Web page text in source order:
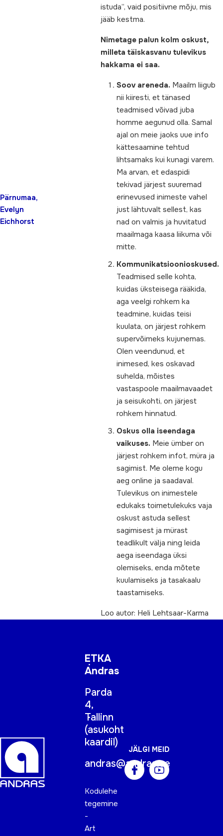
Pärnumaa,
Evelyn
Eichhorst
istuda”, vaid positiivne mõju, mis
jääb kestma.
Nimetage palun kolm oskust,
milleta täiskasvanu tulevikus
hakkama ei saa.
Soov areneda. Maailm liigub
nii kiiresti, et tänased
teadmised võivad juba
homme aegunud olla. Samal
ajal on meie jaoks uue info
kättesaamine tehtud
lihtsamaks kui kunagi varem.
Ma arvan, et edaspidi
tekivad järjest suuremad
erinevused inimeste vahel
just lähtuvalt sellest, kas
nad on valmis ja huvitatud
maailmaga kaasa liikuma või
mitte.
Kommunikatsioonioskused.
Teadmised selle kohta,
kuidas üksteisega rääkida,
aga veelgi rohkem ka
teadmine, kuidas teisi
kuulata, on järjest rohkem
supervõimeks kujunemas.
Olen veendunud, et
inimesed, kes oskavad
suhelda, mõistes
vastaspoole maailmavaadet
ja seisukohti, on järjest
rohkem hinnatud.
Oskus olla iseendaga
vaikuses. Meie ümber on
järjest rohkem infot, müra ja
sagimist. Me oleme kogu
aeg online ja saadaval.
Tulevikus on inimestele
edukaks toimetulekuks vaja
oskust astuda sellest
sagimisest ja mürast
teadlikult välja ning leida
aega iseendaga üksi
olemiseks, enda mõtete
kuulamiseks ja tasakaalu
taastamiseks.
Loo autor: Heli Lehtsaar-Karma
ETKA
Andras
Parda
4,
Tallinn
(asukoht
kaardil)
andras@andras.ee
Kodulehe
tegemine
-
Art
JÄLGI MEID